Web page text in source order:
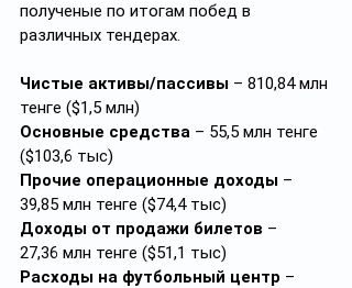
полученые по итогам побед в
различных тендерах.
Чистые активы/пассивы – 810,84 млн
тенге ($1,5 млн)
Основные средства – 55,5 млн тенге
($103,6 тыс)
Прочие операционные доходы –
39,85 млн тенге ($74,4 тыс)
Доходы от продажи билетов –
27,36 млн тенге ($51,1 тыс)
Расходы на футбольный центр –